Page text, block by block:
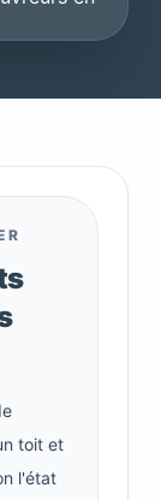
toit et
l'état